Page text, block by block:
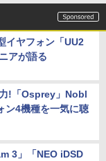
イヤフォン「UU2
アが語る
!「Osprey」Nobl
ン4機種を一気に聴
3」「NEO iDSD